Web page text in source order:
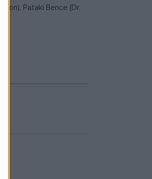
Pataki Bence (Dr.